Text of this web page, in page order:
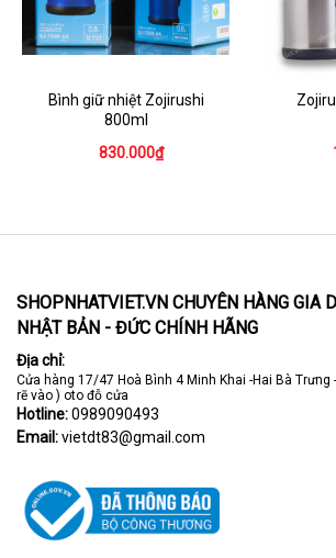
Bình giữ nhiệt Zojirushi
800ml
830.000₫
SHOPNHATVIET.VN CHUYÊN HÀNG GIA
NHẬT BẢN - ĐỨC CHÍNH HÃNG
Địa chỉ:
Cửa hàng 17/47 Hoà Bình 4 Minh Khai -Hai Bà Trưng
rẽ vào ) oto đỗ cửa
Hotline:0989090493
Email:vietdt83@gmail.com